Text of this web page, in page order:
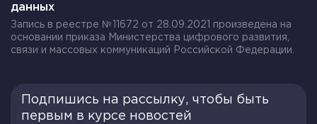
данных
Запись в реестре №11672 от 28.09.2021 произведена на
основании приказа Министерства цифрового развития,
связи и массовых коммуникаций Российской Федерации.
Подпишись на рассылку, чтобы быть
первым в курсе новостей